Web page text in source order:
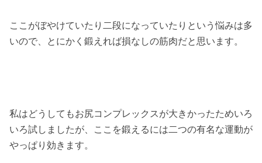
ここがぼやけていたり二段になっていたりという悩みは多
いので、とにかく鍛えれば損なしの筋肉だと思います。
私はどうしてもお尻コンプレックスが大きかったためいろ
いろ試しましたが、ここを鍛えるには二つの有名な運動が
やっぱり効きます。